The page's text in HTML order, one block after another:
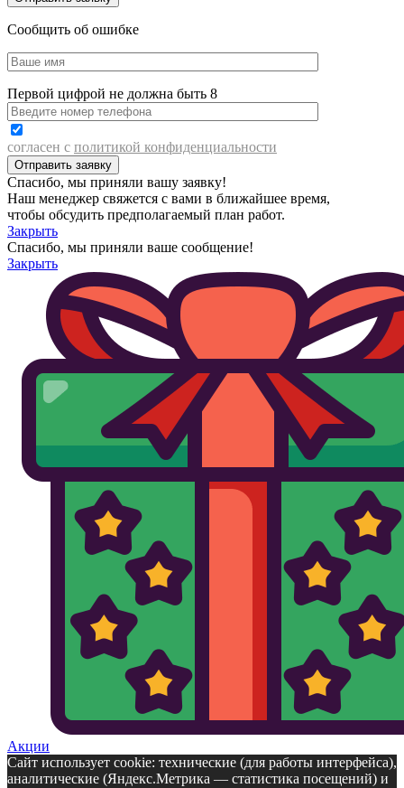
Сообщить об ошибке
Первой цифрой не должна быть 8
согласен с политикой конфиденциальности
Спасибо, мы приняли вашу заявку!
Наш менеджер свяжется с вами в ближайшее время,
чтобы обсудить предполагаемый план работ.
Закрыть
Спасибо, мы приняли ваше сообщение!
Закрыть
Акции
Сайт использует cookie: технические (для работы интерфейса),
аналитические (Яндекс.Метрика — статистика посещений) и